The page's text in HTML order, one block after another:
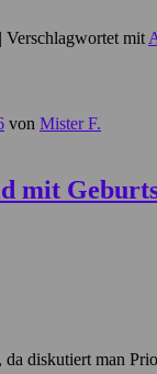
| Verschlagwortet mit
von Mister F.
diskutiert man